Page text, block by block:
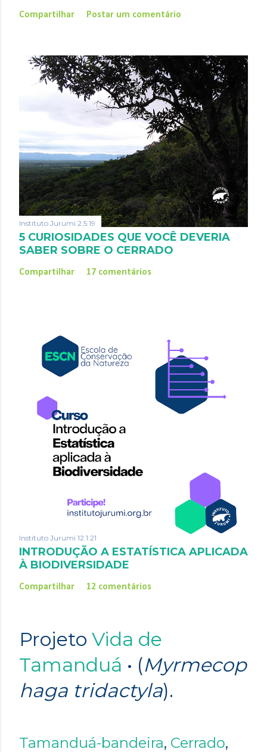
Compartilhar Postar um comentário
Instituto Jurumi 2.5.19
5 CURIOSIDADES QUE VOCÊ DEVERIA
SABER SOBRE O CERRADO
Compartilhar 17 comentários
Instituto Jurumi 12.1.21
INTRODUÇÃO A ESTATÍSTICA APLICADA
À BIODIVERSIDADE
Compartilhar 12 comentários
Projeto Vida de
Tamanduá • (Myrmecop
haga tridactyla).
Tamanduá-bandeira, Cerrado,